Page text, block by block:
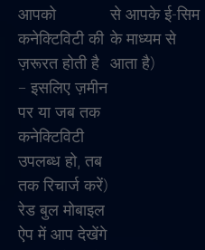
आपको
कनेक्टिविटी की
ज़रूरत होती है
– इसलिए ज़मीन
पर या जब तक
कनेक्टिविटी
उपलब्ध हो, तब
तक रिचार्ज करें)
रेड बुल मोबाइल
ऐप में आप देखेंगे
से आपके ई-सिम
के माध्यम से
आता है)